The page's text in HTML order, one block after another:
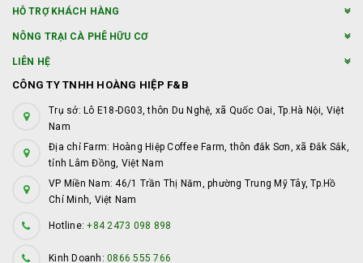
HỖ TRỢ KHÁCH HÀNG
NÔNG TRẠI CÀ PHÊ HỮU CƠ
LIÊN HỆ
CÔNG TY TNHH HOÀNG HIỆP F&B
Trụ sở: Lô E18-DG03, thôn Du Nghệ, xã Quốc Oai, Tp.Hà Nội, Việt
Nam
Địa chỉ Farm: Hoàng Hiệp Coffee Farm, thôn đắk Sơn, xã Đắk Sắk,
tỉnh Lâm Đồng, Việt Nam
VP Miền Nam: 46/1 Trần Thị Năm, phường Trung Mỹ Tây, Tp.Hồ
Chí Minh, Việt Nam
Hotline:+84 2473 098 898
Kinh Doanh: 0866 555 766